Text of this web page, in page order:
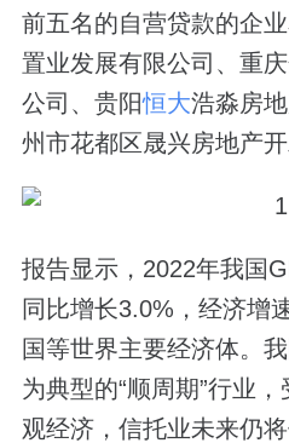
前五名的自营贷款的企
置业发展有限公司、重
公司、贵阳恒大浩淼房
州市花都区晟兴房地产开
报告显示，2022年我国
同比增长3.0%，经济增
国等世界主要经济体。
为典型的“顺周期”行业
观经济，信托业未来仍